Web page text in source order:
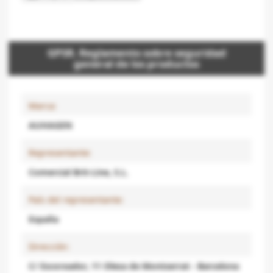
GPSR. Reglamento sobre seguridad
general de los productos
Marca:
AUHAGEN
Representante:
Comercial Brit-Line, S.L.
País del representante:
España
Dirección:
C/ Escorxador, 11 Olesa de Montserrat - Barcelona